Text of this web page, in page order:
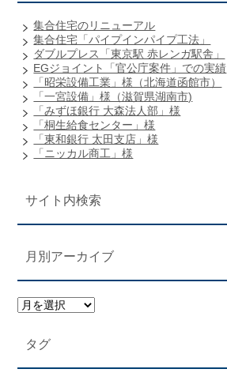
集合住宅のリニューアル
集合住宅「パイプインパイプ工法」
ダブルプレス「東京駅 赤レンガ駅舎」
EGジョイント「官公庁案件」での実績
「昭栄設備工業」様（北海道函館市）
「一宮設備」様（滋賀県湖南市)
「みずほ銀行 大森法人部」様
「桐生給食センター」様
「東和銀行 太田支店」様
「ニッカル商工」様
サイト内検索
月別アーカイブ
タグ